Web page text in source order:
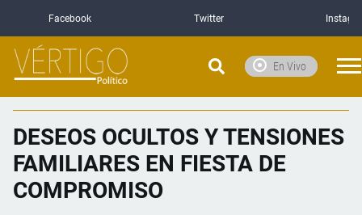
Facebook Twitter
En Vivo
DESEOS OCULTOS Y TENSIONES
FAMILIARES EN FIESTA DE
COMPROMISO